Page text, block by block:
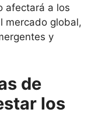
afectará a los
mercado global,
y
de
los